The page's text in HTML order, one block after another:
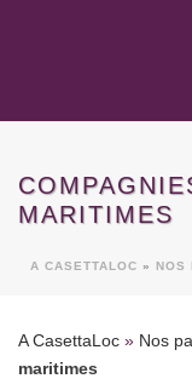
MARITIMES
A CASETTALOC » NOS
A CasettaLoc » Nos
maritimes